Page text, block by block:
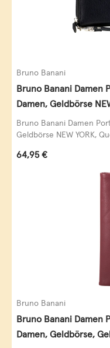
Bruno Banani
Bruno Banani
Damen, Geldbörse
schwarz
Bruno Banani Damen
Geldbörse NEW YORK,
Regulärer Preis:
64,95 €
Bruno Banani
Bruno Banani
Damen, Geldbörse,